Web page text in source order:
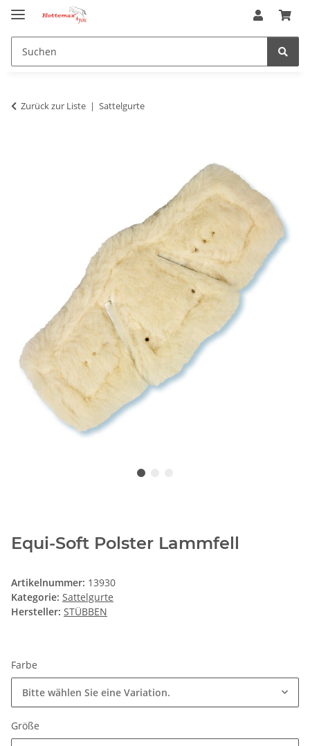
Zurück zur Liste Sattelgurte
Equi-Soft Polster Lammfell
Artikelnummer: 13930
Kategorie: Sattelgurte
Hersteller: STÜBBEN
Farbe
Bitte wählen Sie eine Variation.
Größe